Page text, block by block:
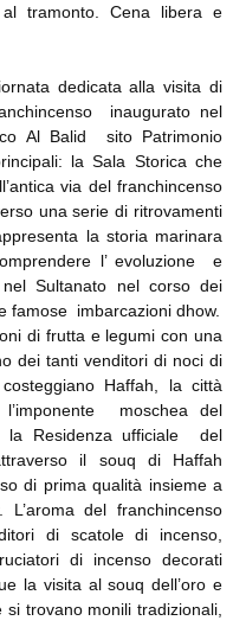
tramonto. Cena libera e
dedicata alla visita di
inaugurato nel
Al Balid sito Patrimonio
la Sala Storica che
via del franchincenso
una serie di ritrovamenti
la storia marinara
l’ evoluzione e
nel Sultanato nel corso dei
famose imbarcazioni dhow.
di frutta e legumi con una
dei tanti venditori di noci di
Haffah, la città
moschea del
la Residenza ufficiale del
il souq di Haffah
di prima qualità insieme a
del franchincenso
di scatole di incenso,
di incenso decorati
la visita al souq dell’oro e
trovano monili tradizionali,